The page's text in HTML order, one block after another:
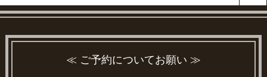
≪ ご予約についてお願い ≫